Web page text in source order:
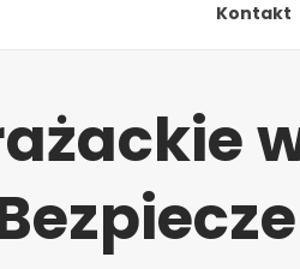
Kontakt